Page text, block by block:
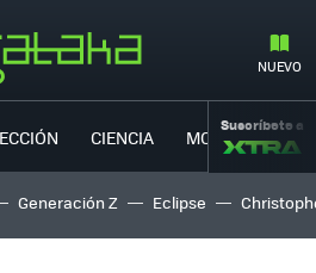
NUEVO
CIENCIA MOVILIDAD
Suscríbete a
Generación Z Eclipse